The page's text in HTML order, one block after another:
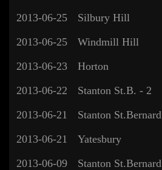
2013-06-25
Silbury Hill
2013-06-25
Windmill Hill
2013-06-23
Horton
2013-06-22
Stanton St.B. - 2
2013-06-21
Stanton St.Bernard
2013-06-21
Yatesbury
2013-06-09
Stanton St.Bernard